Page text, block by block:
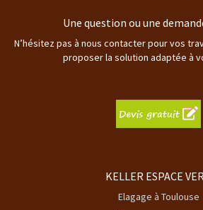
Une question ou une
N’hésitez pas à nous contacter pour vos
proposer la solution adaptée à
KELLER ESPACE
Elagage à Toulouse